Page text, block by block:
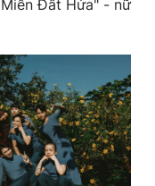
Đất Hứa" - nữ